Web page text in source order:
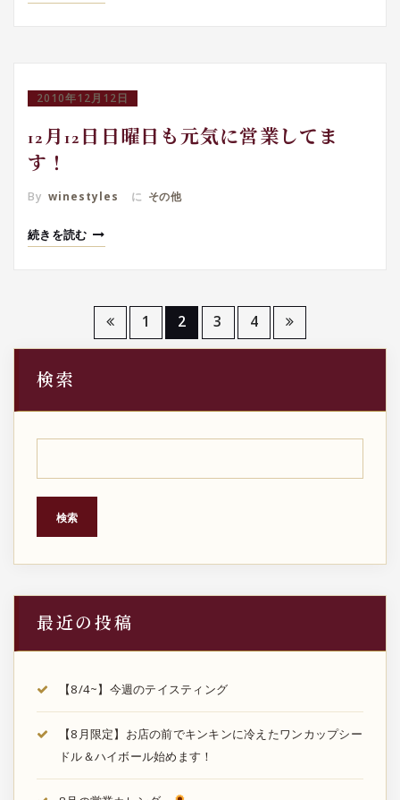
2010年12月12日
12月12日日曜日も元気に営業してま
す！
By winestyles に その他
続きを読む
稿
ジ
送
り
1 2 3 4
検索
検索
最近の投稿
【8/4~】今週のテイスティング
【8月限定】お店の前でキンキンに冷えたワンカップシー
ドル＆ハイボール始めます！